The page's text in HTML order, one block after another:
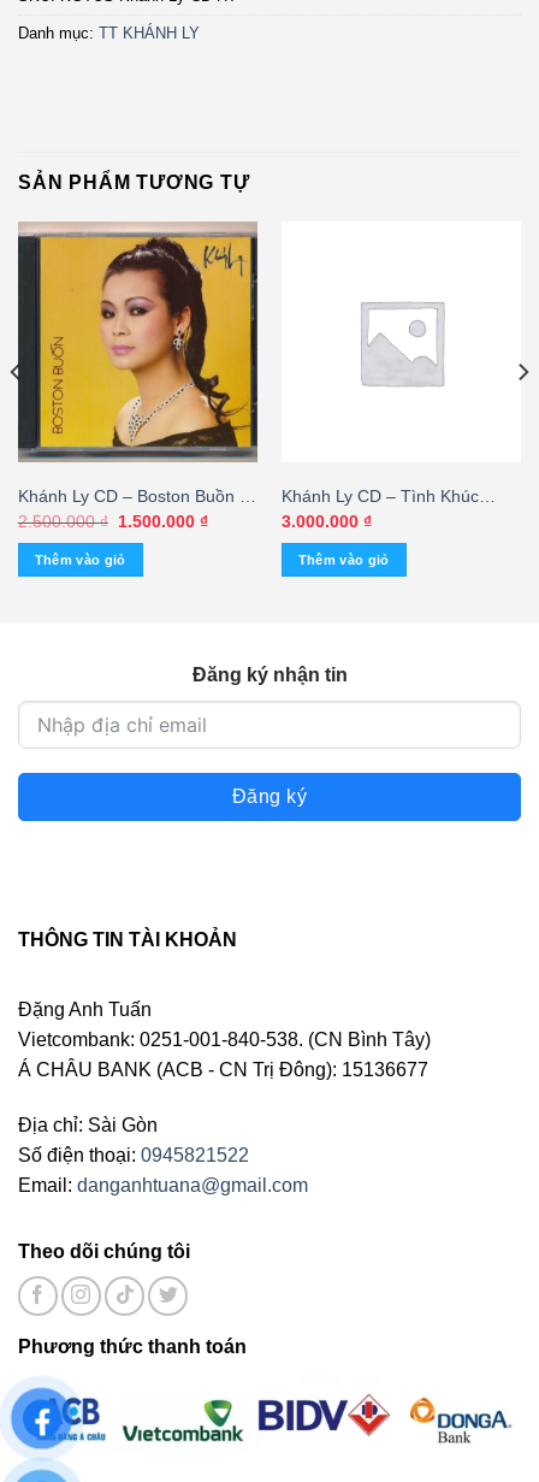
Danh mục: TT KHÁNH LY
SẢN PHẨM TƯƠNG TỰ
Khánh Ly CD – Boston Buồn (3
Góc, Trầy) KGTUS
2.500.000₫
Giá
là:
2.500.000 ₫.
1.500.000 ₫Giá
Thêm vào giỏ
Khánh Ly CD – Tình Khúc
Trịnh Công Sơn – Ca Khúc Da
Vàng 1 (3 Góc) KGTUS
3.000.000 ₫
Thêm vào giỏ
Đăng ký nhận tin
Đăng ký
THÔNG TIN TÀI KHOẢN
Đặng Anh Tuấn
Vietcombank: 0251-001-840-538. (CN Bình Tây)
Á CHÂU BANK (ACB - CN Trị Đông): 15136677
Địa chỉ: Sài Gòn
Số điện thoại: 0945821522
Email: danganhtuana@gmail.com
Theo dõi chúng tôi
Phương thức thanh toán